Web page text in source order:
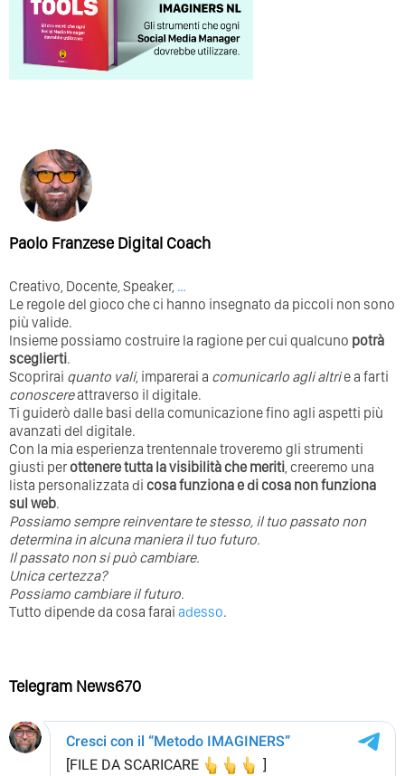
Paolo Franzese Digital Coach
Creativo, Docente, Speaker, …
Le regole del gioco che ci hanno insegnato da piccoli non sono
più valide.
Insieme possiamo costruire la ragione per cui qualcuno potrà
sceglierti.
Scoprirai quanto vali, imparerai a comunicarlo agli altrie a farti
conoscereattraverso il digitale.
Ti guiderò dalle basi della comunicazione fino agli aspetti più
avanzati del digitale.
Con la mia esperienza trentennale troveremo gli strumenti
giusti perottenere tutta la visibilità che meriti, creeremo una
lista personalizzata di cosa funziona e di cosa non funziona
sul web.
Possiamo sempre reinventare te stesso, il tuo passato non
determina in alcuna maniera il tuo futuro. ⁣
⁣Il passato non si può cambiare.
Unica certezza?
Possiamo cambiare il futuro.
Tutto dipende da cosa farai adesso.
Telegram News670